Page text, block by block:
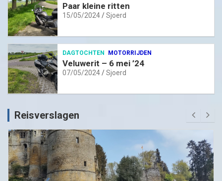
Paar kleine ritten
15/05/2024 Sjoerd
DAGTOCHTEN MOTORRIJDEN
Veluwerit – 6 mei ’24
07/05/2024 Sjoerd
Reisverslagen